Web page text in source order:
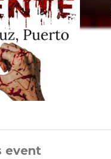
event